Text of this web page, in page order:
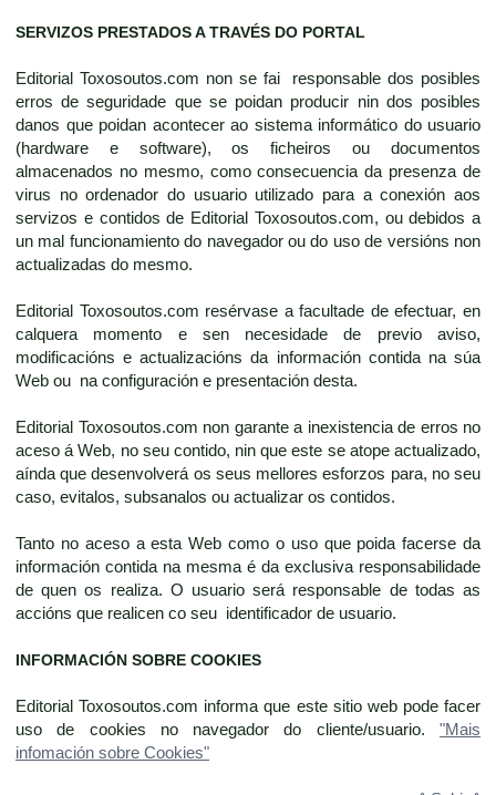
SERVIZOS PRESTADOS A TRAVÉS DO PORTAL
Editorial Toxosoutos.com non se fai responsable dos posibles
erros de seguridade que se poidan producir nin dos posibles
danos que poidan acontecer ao sistema informático do usuario
(hardware e software), os ficheiros ou documentos
almacenados no mesmo, como consecuencia da presenza de
virus no ordenador do usuario utilizado para a conexión aos
servizos e contidos de Editorial Toxosoutos.com, ou debidos a
un mal funcionamiento do navegador ou do uso de versións non
actualizadas do mesmo.
Editorial Toxosoutos.com resérvase a facultade de efectuar, en
calquera momento e sen necesidade de previo aviso,
modificacións e actualizacións da información contida na súa
Web ou na configuración e presentación desta.
Editorial Toxosoutos.com non garante a inexistencia de erros no
aceso á Web, no seu contido, nin que este se atope actualizado,
aínda que desenvolverá os seus mellores esforzos para, no seu
caso, evitalos, subsanalos ou actualizar os contidos.
Tanto no aceso a esta Web como o uso que poida facerse da
información contida na mesma é da exclusiva responsabilidade
de quen os realiza. O usuario será responsable de todas as
accións que realicen co seu identificador de usuario.
INFORMACIÓN SOBRE COOKIES
Editorial Toxosoutos.com informa que este sitio web pode facer
uso de cookies no navegador do cliente/usuario. "Mais
infomación sobre Cookies"